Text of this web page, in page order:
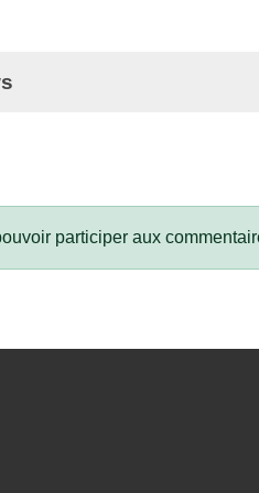
participer aux